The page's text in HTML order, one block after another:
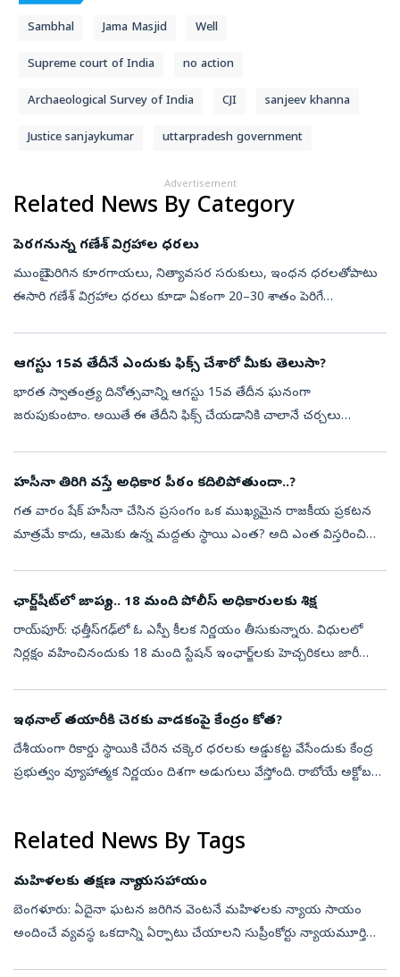
Sambhal Jama Masjid Well
Supreme court of India no action
Archaeological Survey of India CJI sanjeev khanna
Justice sanjaykumar uttarpradesh government
Advertisement
Related News By Category
పెరగనున్న గణేశ్‌ విగ్రహాల ధరలు
ముంబై: పెరిగిన కూరగాయలు, నిత్యావసర సరుకులు, ఇంధన ధరలతోపాటు
ఈసారి గణేశ్‌ విగ్రహాల ధరలు కూడా ఏకంగా 20–30 శాతం పెరిగే
ఆగస్టు 15వ తేదీనే ఎందుకు ఫిక్స్‌ చేశారో మీకు తెలుసా?
భారత స్వాతంత్ర్య దినోత్సవాన్ని ఆగస్టు 15వ తేదీన ఘనంగా
జరుపుకుంటాం. అయితే ఈ తేదీని ఫిక్స్‌ చేయడానికి చాలానే చర్చలు
హసీనా తిరిగి వస్తే అధికార పీఠం కదిలిపోతుందా..?
గత వారం షేక్ హసీనా చేసిన ప్రసంగం ఒక ముఖ్యమైన రాజకీయ ప్రకటన
మాత్రమే కాదు, ఆమెకు ఉన్న మద్దతు స్థాయి ఎంత? అది ఎంత విస్తరించి
ఛార్జ్‌షీట్‌లో జాప్యం.. 18 మంది పోలీస్‌ అధికారులకు శిక్ష
రాయ్‌పూర్‌: ఛత్తీస్‌గఢ్‌లో ఓ ఎస్పీ కీలక నిర్ణయం తీసుకున్నారు. విధులలో
నిర్లక్షం వహించినందుకు 18 మంది స్టేషన్‌ ఇంఛార్జ్‌లకు హెచ్చరికలు జారీ
ఇథనాల్‌ తయారీకి చెరకు వాడకంపై కేంద్రం కోత?
దేశీయంగా రికార్డు స్థాయికి చేరిన చక్కెర ధరలకు అడ్డుకట్ట వేసేందుకు కేంద్ర
ప్రభుత్వం వ్యూహాత్మక నిర్ణయం దిశగా అడుగులు వేస్తోంది. రాబోయే అక్టోబరు
Related News By Tags
మహిళలకు తక్షణ న్యాయసహాయం
బెంగళూరు: ఏదైనా ఘటన జరిగిన వెంటనే మహిళలకు న్యాయ సాయం
అందించే వ్యవస్థ ఒకదాన్ని ఏర్పాటు చేయాలని సుప్రీంకోర్టు న్యాయమూర్తి